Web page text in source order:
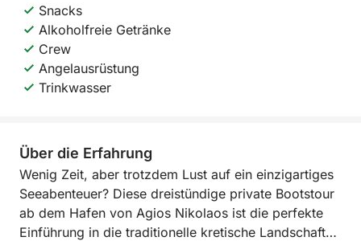
Snacks
Alkoholfreie Getränke
Crew
Angelausrüstung
Trinkwasser
Über die Erfahrung
Wenig Zeit, aber trotzdem Lust auf ein einzigartiges
Seeabenteuer? Diese dreistündige private Bootstour
ab dem Hafen von Agios Nikolaos ist die perfekte
Einführung in die traditionelle kretische Landschaft